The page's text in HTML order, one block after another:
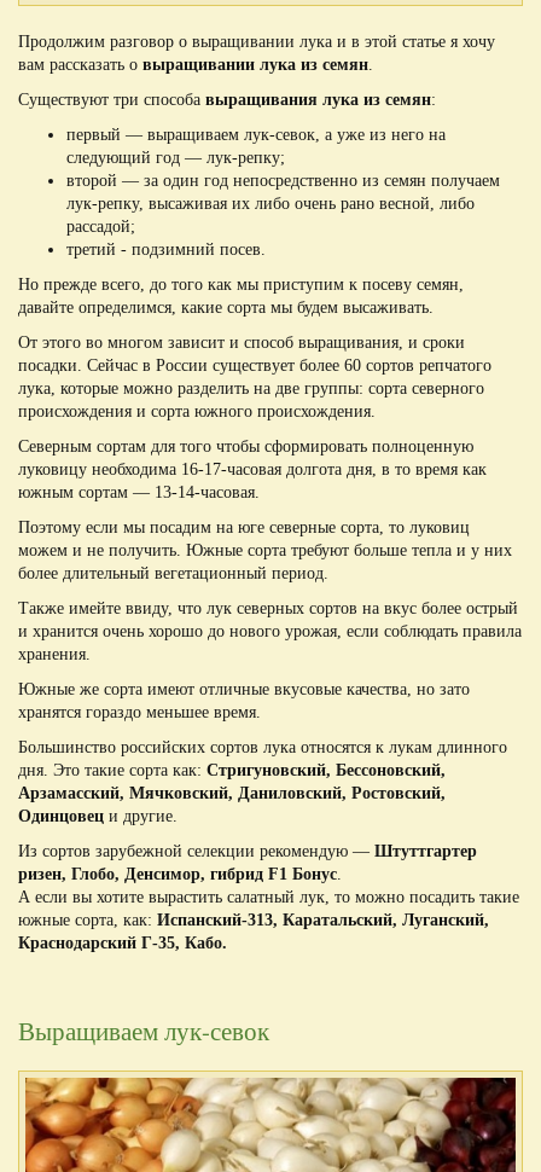
Продолжим разговор о выращивании лука и в этой статье я хочу
вам рассказать о выращивании лука из семян
Существуют три способа выращивания лука из семян:
первый — выращиваем лук-севок, а уже из него на
следующий год — лук-репку;
второй — за один год непосредственно из семян получаем
лук-репку, высаживая их либо очень рано весной, либо
рассадой;
третий - подзимний посев.
Но прежде всего, до того как мы приступим к посеву семян,
давайте определимся, какие сорта мы будем высаживать.
От этого во многом зависит и способ выращивания, и сроки
посадки. Сейчас в России существует более 60 сортов репчатого
лука, которые можно разделить на две группы: сорта северного
происхождения и сорта южного происхождения.
Северным сортам для того чтобы сформировать полноценную
луковицу необходима 16-17-часовая долгота дня, в то время как
южным сортам — 13-14-часовая.
Поэтому если мы посадим на юге северные сорта, то луковиц
можем и не получить. Южные сорта требуют больше тепла и у них
более длительный вегетационный период.
Также имейте ввиду, что лук северных сортов на вкус более острый
и хранится очень хорошо до нового урожая, если соблюдать правила
хранения.
Южные же сорта имеют отличные вкусовые качества, но зато
хранятся гораздо меньшее время.
Большинство российских сортов лука относятся к лукам длинного
дня. Это такие сорта как: Стригуновский, Бессоновский,
Арзамасский, Мячковский, Даниловский, Ростовский,
Одинцовец и другие.
Из сортов зарубежной селекции рекомендую — Штуттгартер
ризен, Глобо, Денсимор, гибрид F1 Бонус
А если вы хотите вырастить салатный лук, то можно посадить такие
южные сорта, как: Испанский-313, Каратальский, Луганский,
Краснодарский Г-35, Кабо.
Выращиваем лук-севок